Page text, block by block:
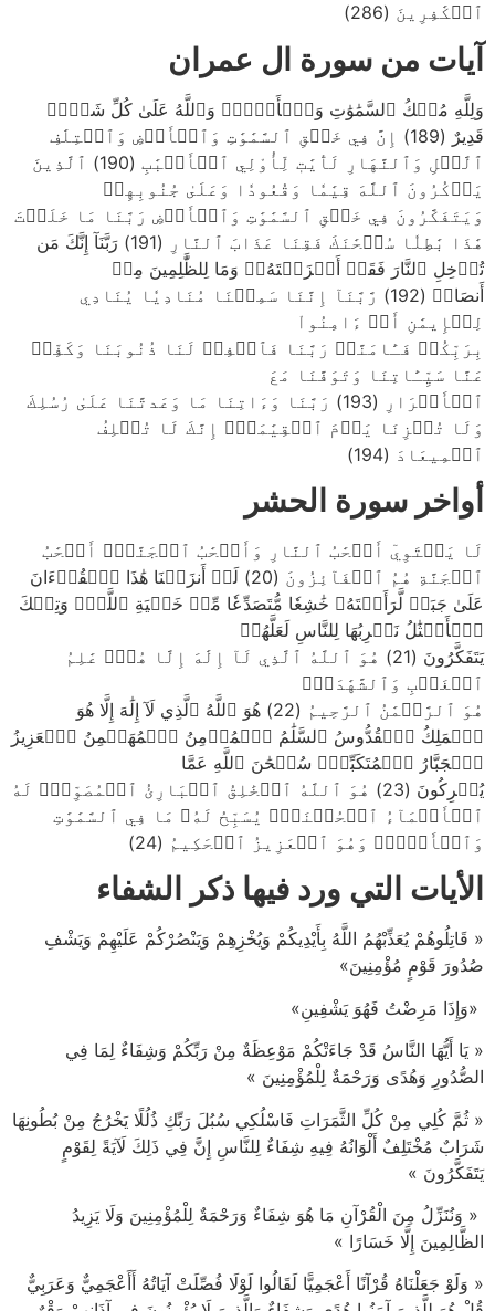
ٱلۡكَٰفِرِينَ (286)
آيات من سورة ال عمران
وَلِلَّهِ مُلۡكُ ٱلسَّمَٰوَٰتِ وَٱلۡأَرۡضِۗ وَٱللَّهُ عَلَىٰ كُلِّ شَيۡءٖ
قَدِيرٌ (189) إِنَّ فِي خَلۡقِ ٱلسَّمَٰوَٰتِ وَٱلۡأَرۡضِ وَٱخۡتِلَٰفِ
ٱلَّيۡلِ وَٱلنَّهَارِ لَأٓيَٰتٖ لِّأُوْلِي ٱلۡأَلۡبَٰبِ (190) ٱلَّذِينَ
يَذۡكُرُونَ ٱللَّهَ قِيَٰمٗا وَقُعُودٗا وَعَلَىٰ جُنُوبِهِمۡ
وَيَتَفَكَّرُونَ فِي خَلۡقِ ٱلسَّمَٰوَٰتِ وَٱلۡأَرۡضِ رَبَّنَا مَا خَلَقۡتَ
هَٰذَا بَٰطِلٗا سُبۡحَٰنَكَ فَقِنَا عَذَابَ ٱلنَّارِ (191) رَبَّنَآ إِنَّكَ مَن
تُدۡخِلِ ٱلنَّارَ فَقَدۡ أَخۡزَيۡتَهُۥۖ وَمَا لِلظَّٰلِمِينَ مِنۡ
أَنصَارٖ (192) رَّبَّنَآ إِنَّنَا سَمِعۡنَا مُنَادِيٗا يُنَادِي
لِلۡإِيمَٰنِ أَنۡ ءَامِنُواْ
بِرَبِّكُمۡ فَـَٔامَنَّاۚ رَبَّنَا فَٱغۡفِرۡ لَنَا ذُنُوبَنَا وَكَفِّرۡ
عَنَّا سَيِّـَٔاتِنَا وَتَوَفَّنَا مَعَ
ٱلۡأَبۡرَارِ (193) رَبَّنَا وَءَاتِنَا مَا وَعَدتَّنَا عَلَىٰ رُسُلِكَ
وَلَا تُخۡزِنَا يَوۡمَ ٱلۡقِيَٰمَةِۖ إِنَّكَ لَا تُخۡلِفُ
ٱلۡمِيعَادَ (194)
أواخر سورة الحشر
لَا يَسۡتَوِيٓ أَصۡحَٰبُ ٱلنَّارِ وَأَصۡحَٰبُ ٱلۡجَنَّةِۚ أَصۡحَٰبُ
ٱلۡجَنَّةِ هُمُ ٱلۡفَآئِزُونَ (20) لَوۡ أَنزَلۡنَا هَٰذَا ٱلۡقُرۡءَانَ
عَلَىٰ جَبَلٖ لَّرَأَيۡتَهُۥ خَٰشِعٗا مُّتَصَدِّعٗا مِّنۡ خَشۡيَةِ ٱللَّهِۚ وَتِلۡكَ
ٱلۡأَمۡثَٰلُ نَضۡرِبُهَا لِلنَّاسِ لَعَلَّهُمۡ
يَتَفَكَّرُونَ (21) هُوَ ٱللَّهُ ٱلَّذِي لَآ إِلَٰهَ إِلَّا هُوَۖ عَٰلِمُ
ٱلۡغَيۡبِ وَٱلشَّهَٰدَةِۖ
هُوَ ٱلرَّحۡمَٰنُ ٱلرَّحِيمُ (22) هُوَ ٱللَّهُ ٱلَّذِي لَآ إِلَٰهَ إِلَّا هُوَ
ٱلۡمَلِكُ ٱلۡقُدُّوسُ ٱلسَّلَٰمُ ٱلۡمُؤۡمِنُ ٱلۡمُهَيۡمِنُ ٱلۡعَزِيزُ
ٱلۡجَبَّارُ ٱلۡمُتَكَبِّرُۚ سُبۡحَٰنَ ٱللَّهِ عَمَّا
يُشۡرِكُونَ (23) هُوَ ٱللَّهُ ٱلۡخَٰلِقُ ٱلۡبَارِئُ ٱلۡمُصَوِّرُۖ لَهُ
ٱلۡأَسۡمَآءُ ٱلۡحُسۡنَىٰۚ يُسَبِّحُ لَهُۥ مَا فِي ٱلسَّمَٰوَٰتِ
وَٱلۡأَرۡضِۖ وَهُوَ ٱلۡعَزِيزُ ٱلۡحَكِيمُ (24)
الأيات التي ورد فيها ذكر الشفاء
« قَاتِلُوهُمْ يُعَذِّبْهُمُ اللَّهُ بِأَيْدِيكُمْ وَيُخْزِهِمْ وَيَنْصُرْكُمْ عَلَيْهِمْ وَيَشْفِ
صُدُورَ قَوْمٍ مُؤْمِنِينَ»
«وَإِذَا مَرِضْتُ فَهُوَ يَشْفِينِ»
« يَا أَيُّهَا النَّاسُ قَدْ جَاءَتْكُمْ مَوْعِظَةٌ مِنْ رَبِّكُمْ وَشِفَاءٌ لِمَا فِي
الصُّدُورِ وَهُدًى وَرَحْمَةٌ لِلْمُؤْمِنِينَ »
« ثُمَّ كُلِي مِنْ كُلِّ الثَّمَرَاتِ فَاسْلُكِي سُبُلَ رَبِّكِ ذُلُلًا يَخْرُجُ مِنْ بُطُونِهَا
شَرَابٌ مُخْتَلِفٌ أَلْوَانُهُ فِيهِ شِفَاءٌ لِلنَّاسِ إِنَّ فِي ذَلِكَ لَآيَةً لِقَوْمٍ
يَتَفَكَّرُونَ »
« وَنُنَزِّلُ مِنَ الْقُرْآنِ مَا هُوَ شِفَاءٌ وَرَحْمَةٌ لِلْمُؤْمِنِينَ وَلَا يَزِيدُ
الظَّالِمِينَ إِلَّا خَسَارًا »
« وَلَوْ جَعَلْنَاهُ قُرْآنًا أَعْجَمِيًّا لَقَالُوا لَوْلَا فُصِّلَتْ آيَاتُهُ أَأَعْجَمِيٌّ وَعَرَبِيٌّ